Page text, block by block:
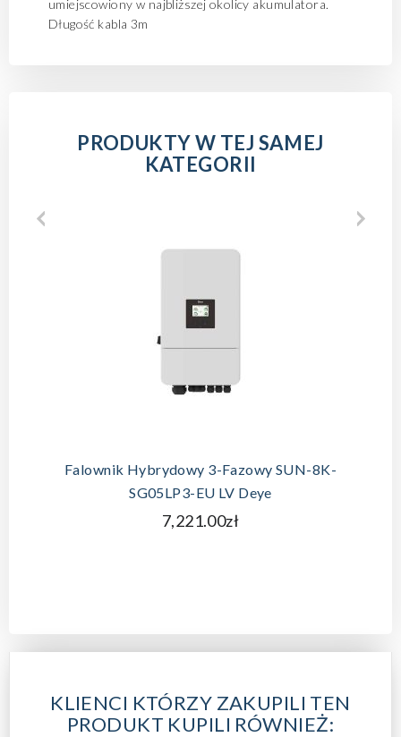
umiejscowiony w najbliższej okolicy akumulatora.
Długość kabla 3m
PRODUKTY W TEJ SAMEJ
KATEGORII
Falownik Hybrydowy 3-Fazowy SUN-8K-
SG05LP3-EU LV Deye
7,221.00zł
KLIENCI KTÓRZY ZAKUPILI TEN
PRODUKT KUPILI RÓWNIEŻ: